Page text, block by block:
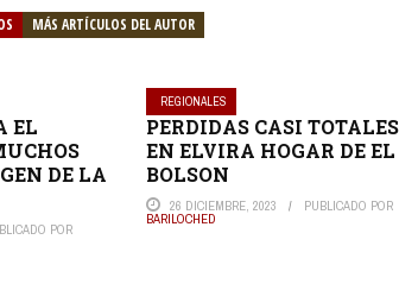
MÁS ARTÍCULOS DEL AUTOR
EL
DE LA
POR
REGIONALES
PERDIDAS CASI TOTALES
EN ELVIRA HOGAR DE EL
BOLSON
26 DICIEMBRE, 2023 PUBLICADO POR
BARILOCHED